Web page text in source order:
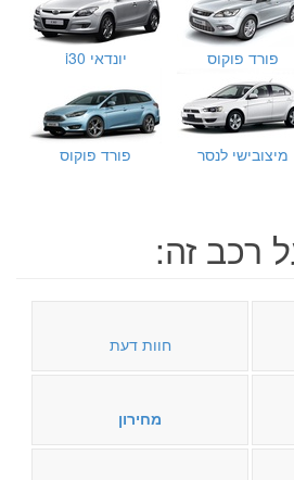
פורד פוקוס יונדאי i30
מיצובישי לנסר פורד פוקוס
רכב זה:
חוות דעת
מחירון